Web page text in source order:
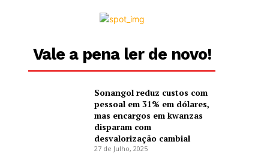
Vale a pena ler de novo!
Sonangol reduz custos com
pessoal em 31% em dólares,
mas encargos em kwanzas
disparam com
desvalorização cambial
27 de Julho, 2025